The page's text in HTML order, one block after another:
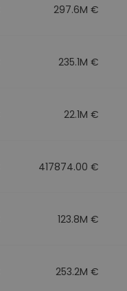
297.6M €
235.1M €
22.1M €
417874.00 €
123.8M €
253.2M €